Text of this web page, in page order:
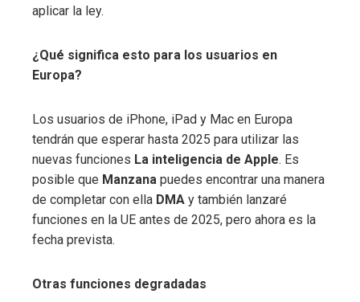
aplicar la ley.
¿Qué significa esto para los usuarios en
Europa?
Los usuarios de iPhone, iPad y Mac en Europa
tendrán que esperar hasta 2025 para utilizar las
nuevas funciones La inteligencia de Apple. Es
posible que Manzana puedes encontrar una manera
de completar con ella DMA y también lanzaré
funciones en la UE antes de 2025, pero ahora es la
fecha prevista.
Otras funciones degradadas